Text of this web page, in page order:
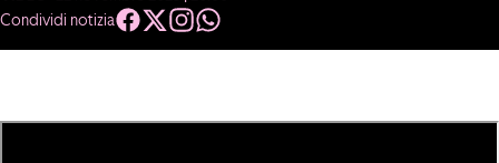
Condividi notizia